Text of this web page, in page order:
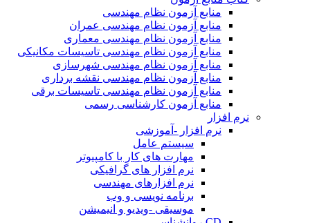
منابع آزمون نظام مهندسی
منابع آزمون نظام مهندسی عمران
منابع آزمون نظام مهندسی معماری
منابع آزمون نظام مهندسی تاسیسات مکانیکی
منابع آزمون نظام مهندسی شهرسازی
منابع آزمون نظام مهندسی نقشه برداری
منابع آزمون نظام مهندسی تاسیسات برقی
منابع آزمون کارشناسی رسمی
نرم افزار
نرم افزار -آموزشی
سیستم عامل
مهارت های کار با کامپیوتر
نرم افزار های گرافیکی
نرم افزارهای مهندسی
برنامه نویسی و وب
موسیقی -ویدیو و انیمیشن